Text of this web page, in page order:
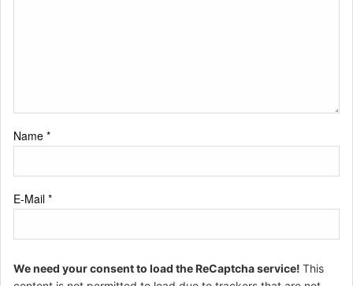
Name *
E-Mail *
We need your consent to load the ReCaptcha service! This